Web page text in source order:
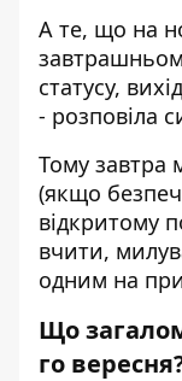
А те, що на
статусу,
- розповіла
Тому завтра
(якщо
відкритому
вчити,
одним на
Що загалом
го